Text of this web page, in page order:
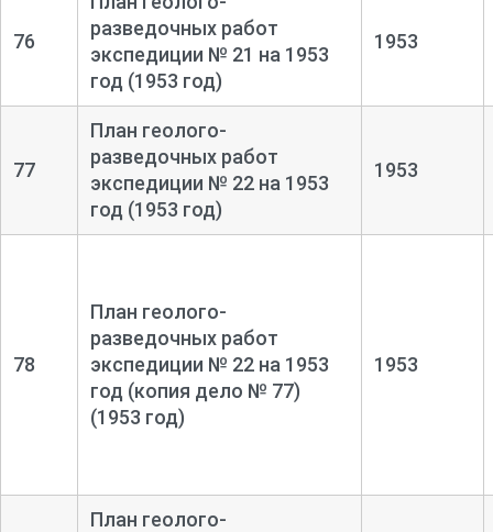
76
разведочных работ
экспедиции № 21 на 1953
год (1953 год)
1953
77
План геолого-
разведочных работ
экспедиции № 22 на 1953
год (1953 год)
1953
78
План геолого-
разведочных работ
экспедиции № 22 на 1953
год (копия дело № 77)
(1953 год)
1953
План геолого-